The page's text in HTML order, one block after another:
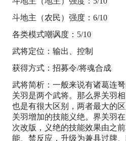
斗地主（农民）强度：6/10
各类模式嘲讽度：5/10
武将定位：输出、控制
获得方式：招募令/将魂合成
武将简析：一般来说有诸葛连
关羽是两个武将。那么界关羽
也是有很大区别，两者最大的
关羽增加的技能义绝。界关羽
次改版，义绝的技能效果由之
能、禁反应，升级为兼具过牌